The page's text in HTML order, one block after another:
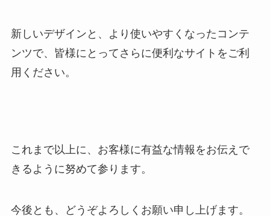
新しいデザインと、より使いやすくなったコンテ
ンツで、皆様にとってさらに便利なサイトをご利
用ください。
これまで以上に、お客様に有益な情報をお伝えで
きるように努めて参ります。
今後とも、どうぞよろしくお願い申し上げます。